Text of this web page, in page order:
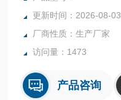
更新时间：2026-08-03
厂商性质：生产厂家
访问量：1473
产品咨询